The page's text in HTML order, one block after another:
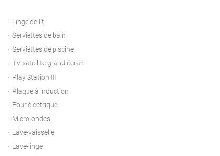
Linge de lit
Serviettes de bain
Serviettes de piscine
TV satellite grand écran
Play Station III
Plaque à induction
Four électrique
Micro-ondes
Lave-vaisselle
Lave-linge